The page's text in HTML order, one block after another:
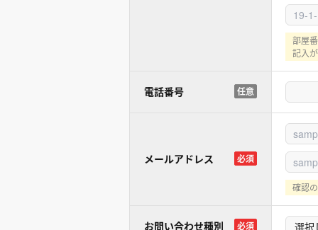
部屋
記入
電話番号 任意
メールアドレス 必須
確認
お問い合わせ種別 必須